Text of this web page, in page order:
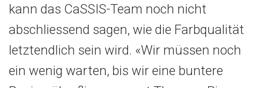
kann das CaSSIS-Team noch nicht
abschliessend sagen, wie die Farbqualität
letztendlich sein wird. «Wir müssen noch
ein wenig warten, bis wir eine buntere